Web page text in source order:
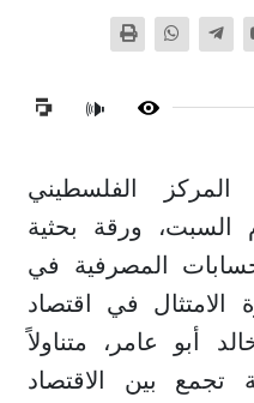
🔊
الفلسطيني
السبت، ورقة بحثية
المصرفية في
الامتثال في اقتصاد
أبو عامر، متناولاً
تجمع بين الاقتصاد